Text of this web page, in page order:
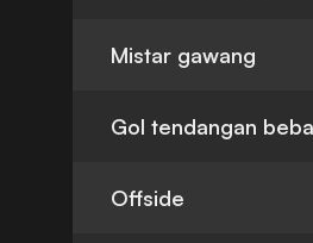
Mistar gawang
Gol tendangan
Offside